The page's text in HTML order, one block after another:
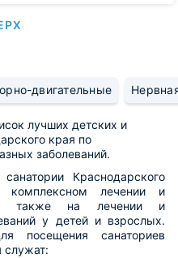
двигательные
лучших детских и
края по
заболеваний.
Краснодарского
комплексном лечении и
а также на лечении и
у детей и взрослых.
посещения санаториев
служат: